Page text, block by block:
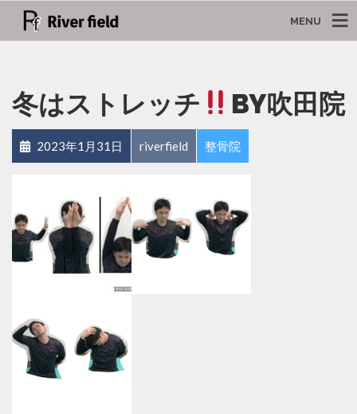
MENU
冬はストレッチ BY吹田院
2023年1月31日 riverfield 整骨院